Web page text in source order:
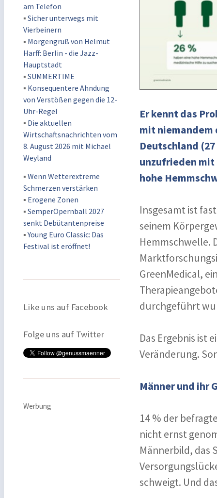
am Telefon
▪ Sicher unterwegs mit
Vierbeinern
▪ Morgengruß von Helmut
Harff: Berlin - die Jazz-
Hauptstadt
▪ SUMMERTIME
▪ Konsequentere Ahndung
von Verstößen gegen die 12-
Uhr-Regel
▪ Die aktuellen
Wirtschaftsnachrichten vom
8. August 2026 mit Michael
Weyland
▪ Wenn Wetterextreme
Schmerzen verstärken
▪ Erogene Zonen
▪ SemperOpernball 2027
senkt Debütantenpreise
▪Young Euro Classic: Das
Festival ist eröffnet!
Like uns auf Facebook
Folge uns auf Twitter
Werbung
Er kennt das
mit niemandem
Deutschland
unzufrieden mit
hohe
Insgesamt ist
seinem
Hemmschwelle.
GreenMedical,
durchgeführt
Das Ergebnis ist
Veränderung.
Männer und ihr
14 % der
nicht ernst
Männerbild, das
schweigt. Und